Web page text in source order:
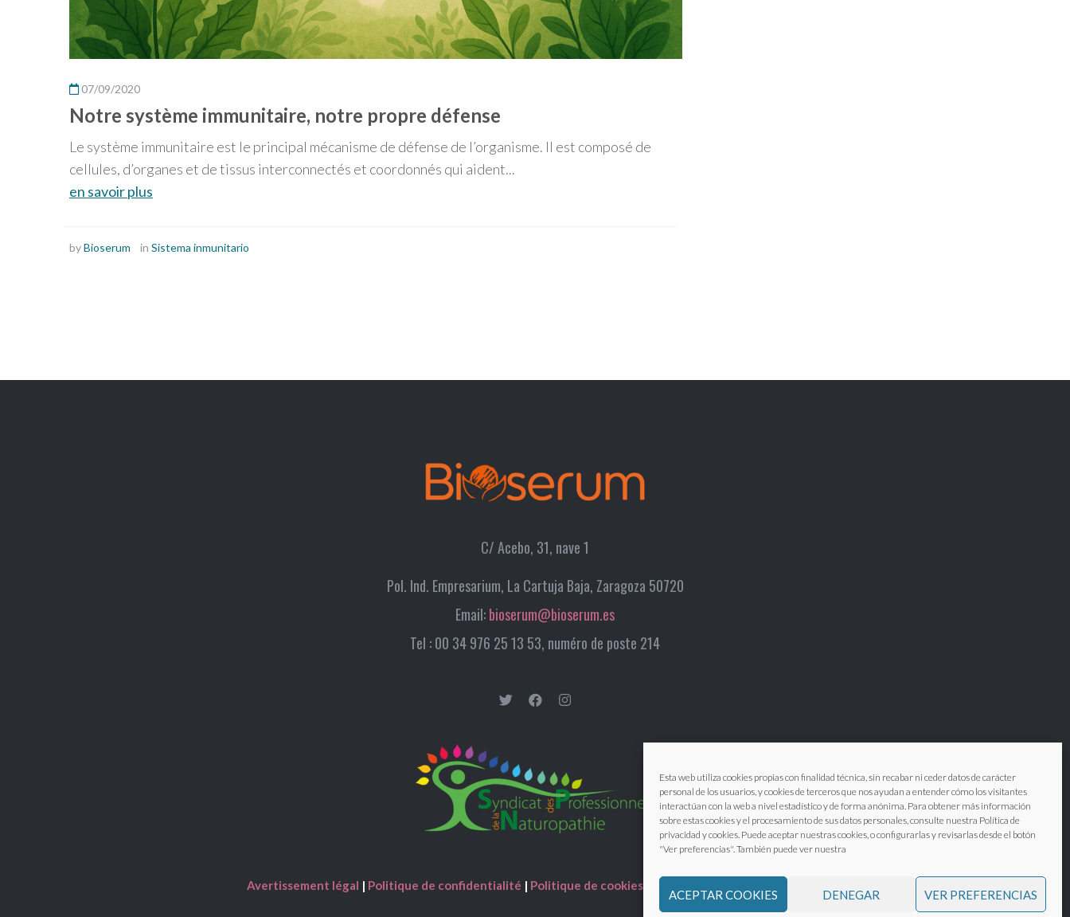
Esta web utiliza cookies propias con finalidad técnica, sin recabar ni ceder datos de carácter
personal de los usuarios, y cookies de terceros que nos ayudan a entender cómo los visitantes
interactúan con la web a nivel estadístico y de forma anónima. Para obtener más información
sobre estas cookies y el procesamiento de sus datos personales, consulte nuestra Política de
privacidad y cookies. Puede aceptar nuestras cookies, o configurarlas y revisarlas desde el botón
"Ver preferencias". También puede ver nuestra
ACEPTAR COOKIES DENEGAR VER PREFERENCIAS
07/09/2020
Notre système immunitaire, notre propre défense
Le système immunitaire est le principal mécanisme de défense de l’organisme. Il est composé de
cellules, d’organes et de tissus interconnectés et coordonnés qui aident...
en savoir plus
byBioserum in Sistema inmunitario
C/ Acebo, 31, nave 1
Pol. Ind. Empresarium, La Cartuja Baja, Zaragoza 50720
Email:bioserum@bioserum.es
Tel : 00 34 976 25 13 53, numéro de poste 214
Avertissement légal | Politique de confidentialité | Politique de cookies